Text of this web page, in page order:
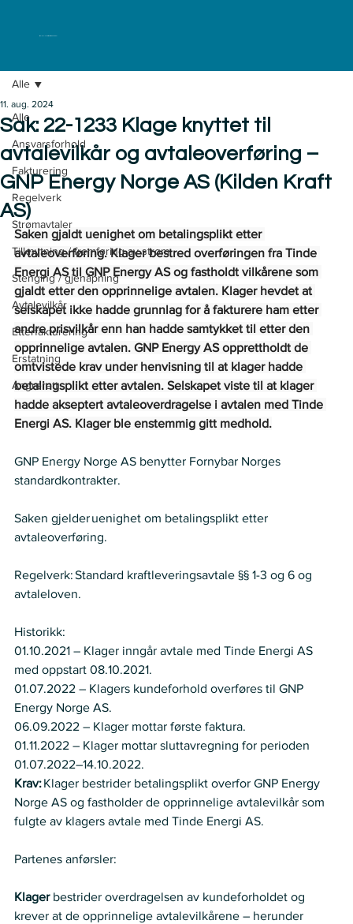
ELKLAGENEMNDA
Alle
Ansvarsforhold
Fakturering
Regelverk
Strømavtaler
Tilknytning / fremføring av strøm
Stenging / gjenåpning
Avtalevilkår
Etterfakturering
Erstatning
Angrerett
Alle
Sak: 22-1233 Klage knyttet til
avtalevilkår og avtaleoverføring –
GNP Energy Norge AS (Kilden Kraft
AS)
11. aug. 2024
Saken gjaldt uenighet om betalingsplikt etter
avtaleoverføring. Klager bestred overføringen fra Tinde
Energi AS til GNP Energy AS og fastholdt vilkårene som
gjaldt etter den opprinnelige avtalen. Klager hevdet at
selskapet ikke hadde grunnlag for å fakturere ham etter
andre prisvilkår enn han hadde samtykket til etter den
opprinnelige avtalen. GNP Energy AS opprettholdt de
omtvistede krav under henvisning til at klager hadde
betalingsplikt etter avtalen. Selskapet viste til at klager
hadde akseptert avtaleoverdragelse i avtalen med Tinde
Energi AS. Klager ble enstemmig gitt medhold.
GNP Energy Norge AS benytter Fornybar Norges
standardkontrakter.
Saken gjelder uenighet om betalingsplikt etter
avtaleoverføring.
Regelverk: Standard kraftleveringsavtale §§ 1-3 og 6 og
avtaleloven.
Historikk:
01.10.2021 – Klager inngår avtale med Tinde Energi AS
med oppstart 08.10.2021.
01.07.2022 – Klagers kundeforhold overføres til GNP
Energy Norge AS.
06.09.2022 – Klager mottar første faktura.
01.11.2022 – Klager mottar sluttavregning for perioden
01.07.2022–14.10.2022.
Krav: Klager bestrider betalingsplikt overfor GNP Energy
Norge AS og fastholder de opprinnelige avtalevilkår som
fulgte av klagers avtale med Tinde Energi AS.
Partenes anførsler:
Klager bestrider overdragelsen av kundeforholdet og
krever at de opprinnelige avtalevilkårene – herunder